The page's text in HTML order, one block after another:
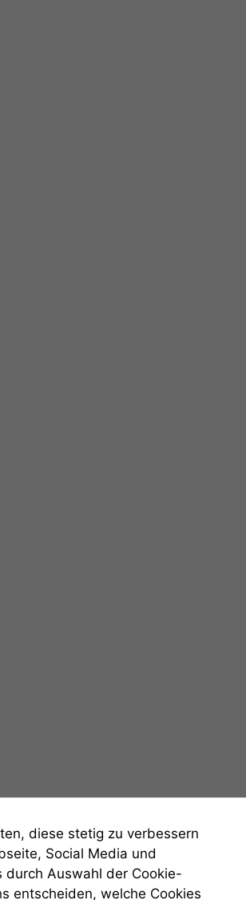
diese stetig zu verbessern
Social Media und
durch Auswahl der Cookie-
entscheiden, welche Cookies
Funktionalität
Funktionen auf
sind optional.
Wenn Sie